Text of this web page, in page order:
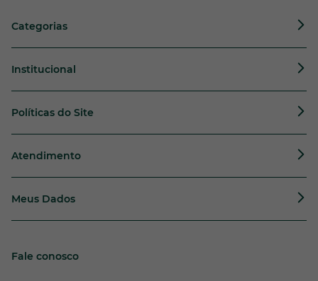
Categorias
Institucional
Políticas do Site
Atendimento
Meus Dados
Fale conosco